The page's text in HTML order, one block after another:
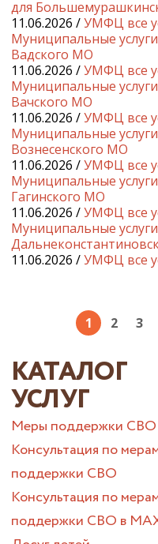
для
11.06.2026 /УМФЦ все
Муниципальные
Вадского МО
11.06.2026 /УМФЦ все
Муниципальные
Вачского МО
11.06.2026 /УМФЦ все
Муниципальные
Вознесенского МО
11.06.2026 /УМФЦ все
Муниципальные
Гагинского МО
11.06.2026 /УМФЦ все
Муниципальные
11.06.2026 /УМФЦ все
1 2 3
КАТАЛОГ
УСЛУГ
Меры поддержки СВО
Консультация по
поддержки СВО
Консультация по
поддержки СВО в